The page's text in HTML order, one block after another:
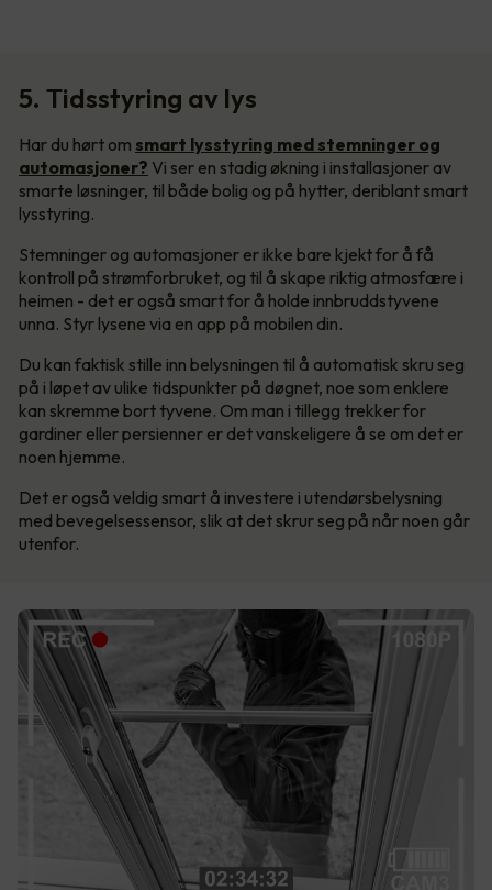
5. Tidsstyring av lys
Har du hørt om smart lysstyring med stemninger og
automasjoner? Vi ser en stadig økning i installasjoner av
smarte løsninger, til både bolig og på hytter, deriblant smart
lysstyring.
Stemninger og automasjoner er ikke bare kjekt for å få
kontroll på strømforbruket, og til å skape riktig atmosfære i
heimen - det er også smart for å holde innbruddstyvene
unna. Styr lysene via en app på mobilen din.
Du kan faktisk stille inn belysningen til å automatisk skru seg
på i løpet av ulike tidspunkter på døgnet, noe som enklere
kan skremme bort tyvene. Om man i tillegg trekker for
gardiner eller persienner er det vanskeligere å se om det er
noen hjemme.
Det er også veldig smart å investere i utendørsbelysning
med bevegelsessensor, slik at det skrur seg på når noen går
utenfor.